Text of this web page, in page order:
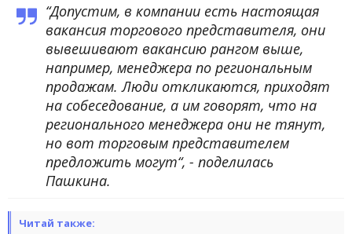
“Допустим, в компании есть настоящая
вакансия торгового представителя, они
вывешивают вакансию рангом выше,
например, менеджера по региональным
продажам. Люди откликаются, приходят
на собеседование, а им говорят, что на
регионального менеджера они не тянут,
но вот торговым представителем
предложить могут“, - поделилась
Пашкина.
Читай также: